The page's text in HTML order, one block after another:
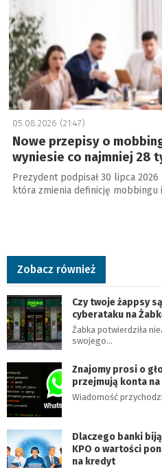
05.08.2026 (21:47)
Nowe przepisy o
wyniesie co najmniej 28
Prezydent podpisał 30 lipca
która zmienia definicję mobbingu
Zobacz również
Czy twoje żappsy
cyberataku na
Żabka potwierdziła
swojego…
Znajomy prosi o
przejmują konta
Wiadomość
Dlaczego banki
KPO o wartości
na kredyt